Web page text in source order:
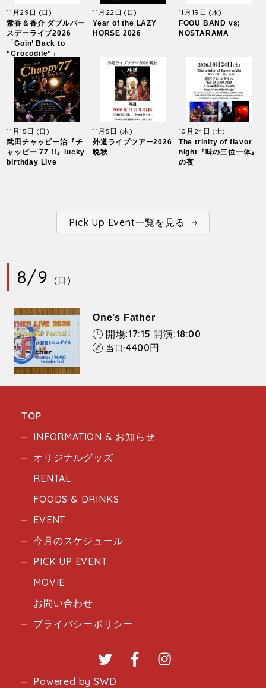
11月29日 (日)
紫香＆香介 ダブルバー
スデーライブ2026
「Goin’ Back to
“Crocodile”」
11月22日(日)
Year of the LAZY
HORSE 2026
11月19日 (木)
FOOU BAND vs;
NOSTARAMA
11月15日 (日)
武田チャッピー治『チ
ャッピー 77 !!』lucky
birthday Live
11月5日 (木)
外道ライブツアー2026
晩秋
10月24日 (土)
The trinity of flavor
night『味の三位一体』
の夜
Pick Up Event一覧を見る
8/9 (日)
One’s Father
開場:17:15 開演:18:00
当日:4400円
TOP
INFORMATION & お知らせ
オリジナルグッズ
RENTAL
FOODS & DRINKS
EVENT
今月のスケジュール
PICK UP EVENT
MOVIE
お問い合わせ
プライバシーポリシー
Twitter Facebook
Powered by SWD